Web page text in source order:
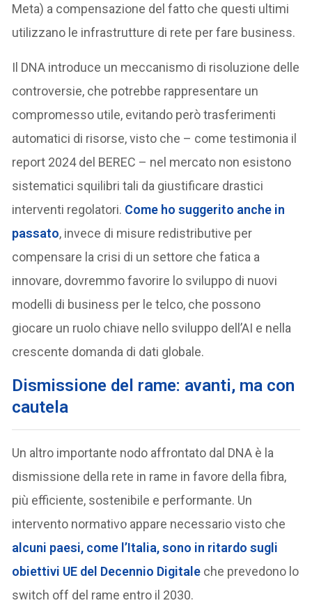
Meta) a compensazione del fatto che questi ultimi
utilizzano le infrastrutture di rete per fare business.
Il DNA introduce un meccanismo di risoluzione delle
controversie, che potrebbe rappresentare un
compromesso utile, evitando però trasferimenti
automatici di risorse, visto che – come testimonia il
report 2024 del BEREC – nel mercato non esistono
sistematici squilibri tali da giustificare drastici
interventi regolatori. Come ho suggerito anche in
passato, invece di misure redistributive per
compensare la crisi di un settore che fatica a
innovare, dovremmo favorire lo sviluppo di nuovi
modelli di business per le telco, che possono
giocare un ruolo chiave nello sviluppo dell’AI e nella
crescente domanda di dati globale.
Dismissione del rame: avanti, ma con
cautela
Un altro importante nodo affrontato dal DNA è la
dismissione della rete in rame in favore della fibra,
più efficiente, sostenibile e performante. Un
intervento normativo appare necessario visto che
alcuni paesi, come l’Italia, sono in ritardo sugli
obiettivi UE del Decennio Digitale che prevedono lo
switch off del rame entro il 2030.